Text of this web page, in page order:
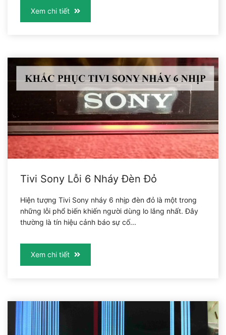
Xem chi tiết
Tivi Sony Lỗi 6 Nháy Đèn Đỏ
Hiện tượng Tivi Sony nháy 6 nhịp đèn đỏ là một trong
những lỗi phổ biến khiến người dùng lo lắng nhất. Đây
thường là tín hiệu cảnh báo sự cố...
Xem chi tiết